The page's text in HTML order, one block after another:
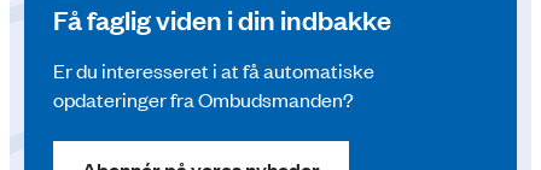
Få faglig viden i din indbakke
Er du interesseret i at få automatiske
opdateringer fra Ombudsmanden?